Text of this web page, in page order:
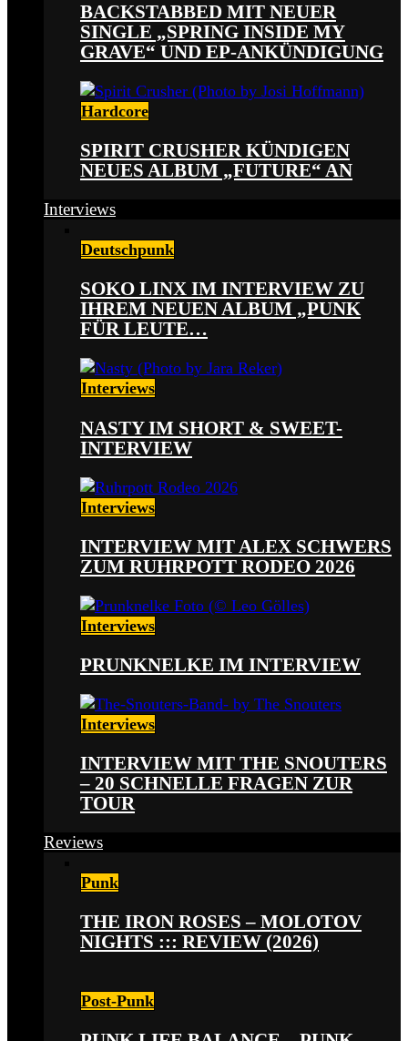
BACKSTABBED MIT NEUER
SINGLE „SPRING INSIDE MY
GRAVE“ UND EP-ANKÜNDIGUNG
Hardcore
SPIRIT CRUSHER KÜNDIGEN
NEUES ALBUM „FUTURE“ AN
Interviews
Deutschpunk
SOKO LINX IM INTERVIEW ZU
IHREM NEUEN ALBUM „PUNK
FÜR LEUTE…
Interviews
NASTY IM SHORT & SWEET-
INTERVIEW
Interviews
INTERVIEW MIT ALEX SCHWERS
ZUM RUHRPOTT RODEO 2026
Interviews
PRUNKNELKE IM INTERVIEW
Interviews
INTERVIEW MIT THE SNOUTERS
– 20 SCHNELLE FRAGEN ZUR
TOUR
Reviews
Punk
THE IRON ROSES – MOLOTOV
NIGHTS ::: REVIEW (2026)
Post-Punk